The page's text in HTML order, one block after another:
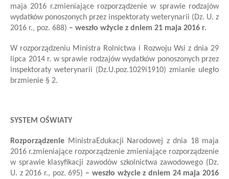
maja 2016 r.zmieniające rozporządzenie w sprawie rodzajów
wydatków ponoszonych przez inspektoraty weterynarii (Dz. U. z
2016 r., poz. 688) – weszło wżycie z dniem 21 maja 2016 r.
W rozporządzeniu Ministra Rolnictwa i Rozwoju Wsi z dnia 29
lipca 2014 r. w sprawie rodzajów wydatków ponoszonych przez
inspektoraty weterynarii (Dz.U.poz.1029i1910) zmianie uległo
brzmienie § 2.
SYSTEM OŚWIATY
Rozporządzenie MinistraEdukacji Narodowej z dnia 18 maja
2016 r.zmieniające rozporządzenie zmieniające rozporządzenie
w sprawie klasyfikacji zawodów szkolnictwa zawodowego (Dz.
U. z 2016 r., poz. 695) – weszło wżycie z dniem 24 maja2016